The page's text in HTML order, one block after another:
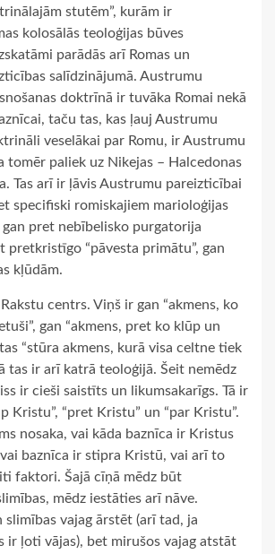
stutēm”, kurām ir
kolosālās teoloģijas būves
parādās arī Romas un
salīdzinājumā. Austrumu
doktrīnā ir tuvāka Romai nekā
taču tas, kas ļauj Austrumu
veselākai par Romu, ir Austrumu
tomēr paliek uz Nikejas – Halcedonas
Tas arī ir ļāvis Austrumu pareizticībai
specifiski romiskajiem marioloģijas
pret nebībelisko purgatorija
pretkristīgo “pāvesta primātu”, gan
kļūdām.
centrs. Viņš ir gan “akmens, ko
gan “akmens, pret ko klūp un
tas “stūra akmens, kurā visa celtne tiek
tas ir arī katrā teoloģijā. Šeit nemēdz
ir cieši saistīts un likumsakarīgs. Tā ir
Kristu”, “pret Kristu” un “par Kristu”.
nosaka, vai kāda baznīca ir Kristus
vai baznīca ir stipra Kristū, vai arī to
faktori. Šajā cīņā mēdz būt
mēdz iestāties arī nāve.
slimības vajag ārstēt (arī tad, ja
ir ļoti vājas), bet mirušos vajag atstāt